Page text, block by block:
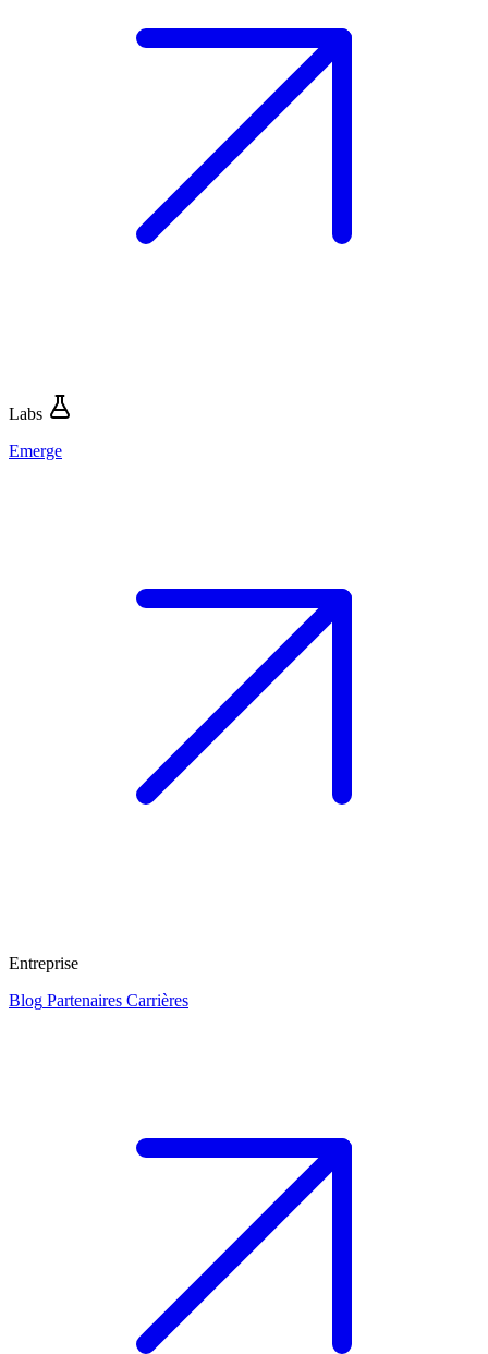
Labs
Emerge
Entreprise
Blog Partenaires Carrières